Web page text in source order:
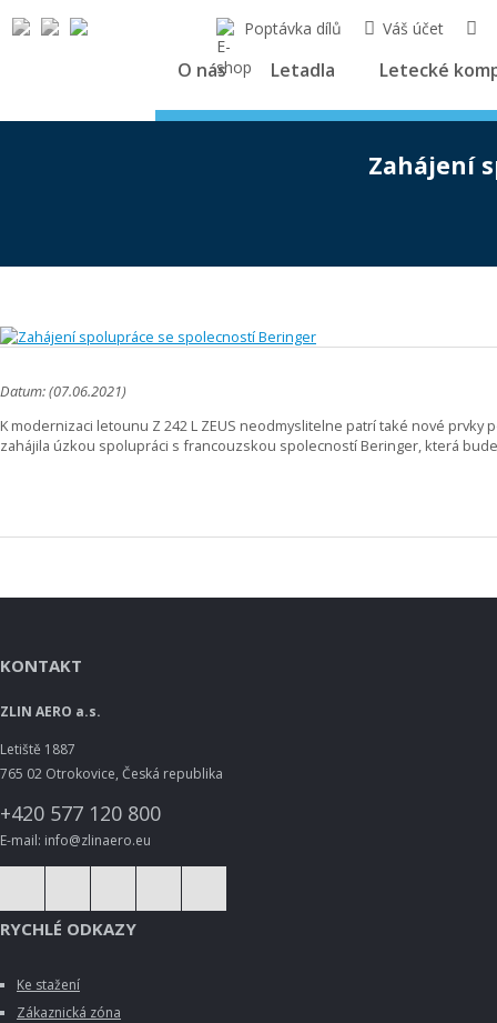
Poptávka dílů Váš účet
O nás Letadla Letecké
Zahájení
Datum: (07.06.2021)
K modernizaci letounu Z 242 L ZEUS neodmyslitelne patrí také nové prvky
zahájila úzkou spolupráci s francouzskou spolecností Beringer, která
KONTAKT
ZLIN AERO a.s.
Letiště 1887
765 02 Otrokovice, Česká republika
+420 577 120 800
E-mail: info@zlinaero.eu
RYCHLÉ ODKAZY
Ke stažení
Zákaznická zóna